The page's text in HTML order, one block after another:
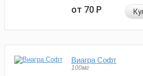
от 70Р
Виагра Софт
100мг